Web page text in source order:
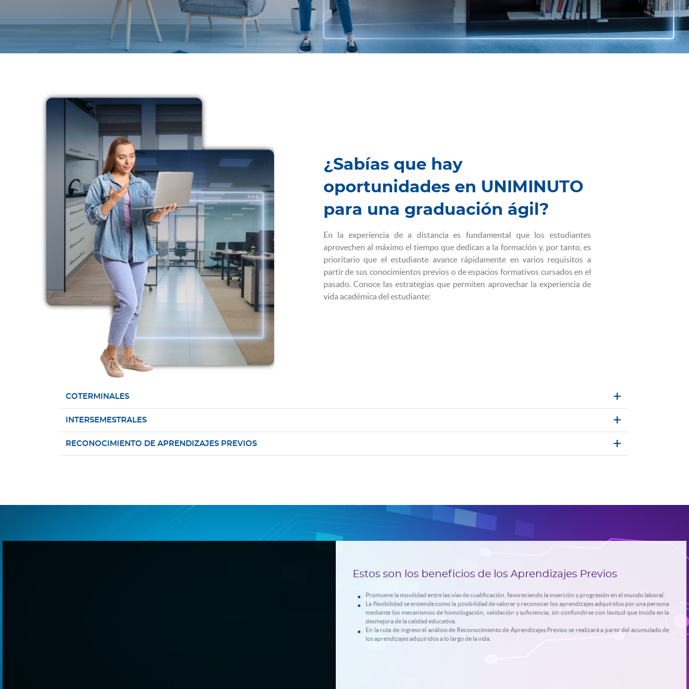
¿Sabías que hay
oportunidades en UNIMINUTO
para una graduación ágil?
En la experiencia de a distancia es fundamental que los estudiantes
aprovechen al máximo el tiempo que dedican a la formación y, por tanto, es
prioritario que el estudiante avance rápidamente en varios requisitos a
partir de sus conocimientos previos o de espacios formativos cursados en el
pasado. Conoce las estrategias que permiten aprovechar la experiencia de
vida académica del estudiante:
COTERMINALES
INTERSEMESTRALES
RECONOCIMIENTO DE APRENDIZAJES PREVIOS
Estos son los beneficios de los Aprendizajes Previos
Promueve la movilidad entre las vías de cualificación, favoreciendo la inserción y progresión en el mundo laboral.
La flexibilidad se entiende como la posibilidad de valorar y reconocer los aprendizajes adquiridos por una persona
mediante los mecanismos de homologación, validación y suficiencia, sin confundirse con laxitud que incida en la
desmejora de la calidad educativa.
En la ruta de ingreso el análisis de Reconocimiento de Aprendizajes Previos se realizará a partir del acumulado de
los aprendizajes adquiridos a lo largo de la vida.